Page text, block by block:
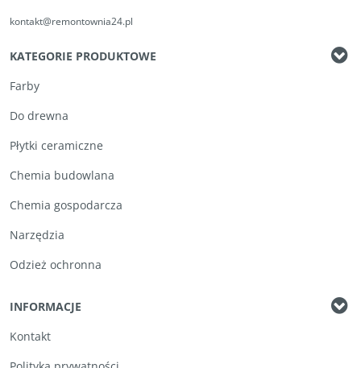
kontakt@remontownia24.pl
KATEGORIE PRODUKTOWE
Farby
Do drewna
Płytki ceramiczne
Chemia budowlana
Chemia gospodarcza
Narzędzia
Odzież ochronna
INFORMACJE
Kontakt